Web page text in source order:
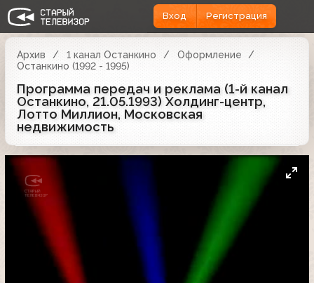
Вход Регистрация
Архив 1 канал Останкино
Оформление
Останкино (1992 - 1995)
Программа передач и реклама (1-й канал
Останкино, 21.05.1993) Холдинг-центр,
Лотто Миллион, Московская
недвижимость